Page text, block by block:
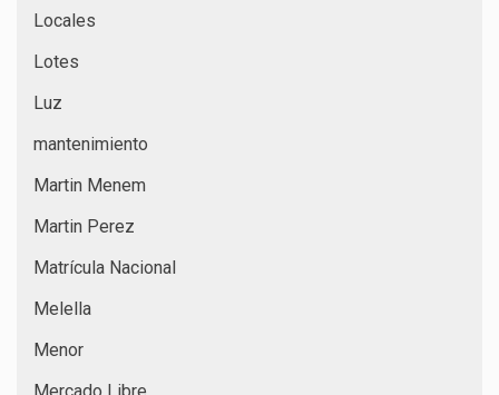
Locales
Lotes
Luz
mantenimiento
Martin Menem
Martin Perez
Matrícula Nacional
Melella
Menor